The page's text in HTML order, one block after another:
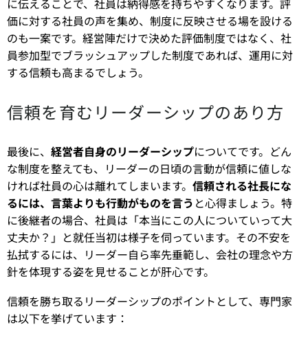
に伝えることで、社員は納得感を持ちやすくなります。評
価に対する社員の声を集め、制度に反映させる場を設ける
のも一案です。経営陣だけで決めた評価制度ではなく、社
員参加型でブラッシュアップした制度であれば、運用に対
する信頼も高まるでしょう。
信頼を育むリーダーシップのあり方
最後に、 経営者自身のリーダーシップについてです。どん
な制度を整えても、リーダーの日頃の言動が信頼に値しな
ければ社員の心は離れてしまいます。 信頼される社長にな
るには、言葉よりも行動がものを言う と心得ましょう。特
に後継者の場合、社員は「本当にこの人についていって大
丈夫か？」と就任当初は様子を伺っています。その不安を
払拭するには、リーダー自ら率先垂範し、会社の理念や方
針を体現する姿を見せることが肝心です。
信頼を勝ち取るリーダーシップのポイントとして、専門家
は以下を挙げています：